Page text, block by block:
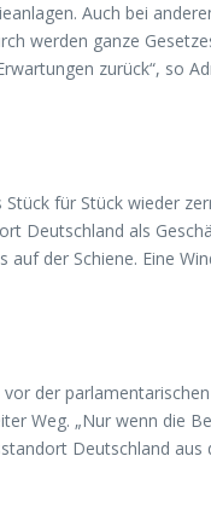
Auch bei
werden ganze
zurück“, so
für Stück wieder
Deutschland als
der Schiene. Eine
der
Weg. „Nur wenn die
Deutschland aus